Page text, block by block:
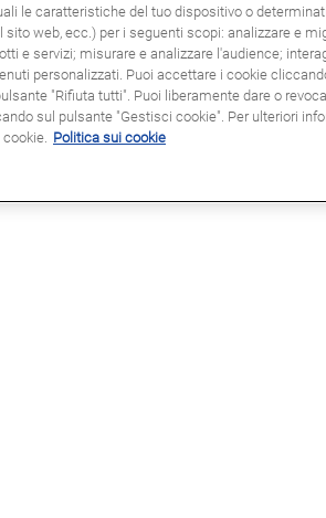
le caratteristiche del tuo dispositivo o
sito web, ecc.) per i seguenti scopi: analizzare e
e servizi; misurare e analizzare l'audience;
personalizzati. Puoi accettare i cookie
"Rifiuta tutti". Puoi liberamente dare o
sul pulsante "Gestisci cookie". Per ulteriori
Politica sui cookie